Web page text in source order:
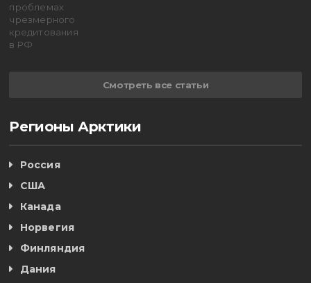
Смотреть все статьи
Регионы Арктики
Россия
США
Канада
Норвегия
Финляндия
Дания